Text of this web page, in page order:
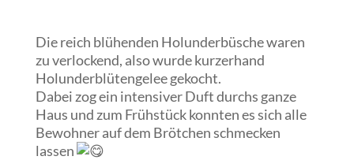
Die reich blühenden Holunderbüsche waren
zu verlockend, also wurde kurzerhand
Holunderblütengelee gekocht.
Dabei zog ein intensiver Duft durchs ganze
Haus und zum Frühstück konnten es sich alle
Bewohner auf dem Brötchen schmecken
lassen